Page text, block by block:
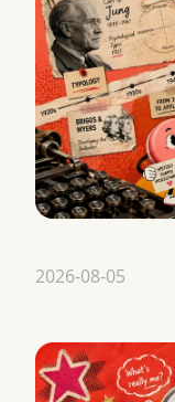
2026-08-05